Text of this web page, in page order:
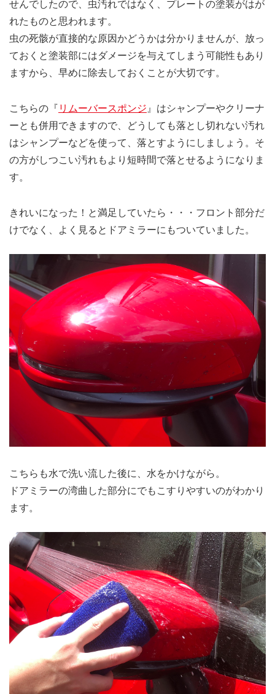
せんでしたので、虫汚れではなく、プレートの塗装がはが
れたものと思われます。
虫の死骸が直接的な原因かどうかは分かりませんが、放っ
ておくと塗装部にはダメージを与えてしまう可能性もあり
ますから、早めに除去しておくことが大切です。
こちらの『 リムーバースポンジ 』はシャンプーやクリーナ
ーとも併用できますので、どうしても落とし切れない汚れ
はシャンプーなどを使って、落とすようにしましょう。そ
の方がしつこい汚れもより短時間で落とせるようになりま
す。
きれいになった！と満足していたら・・・フロント部分だ
けでなく、よく見るとドアミラーにもついていました。
こちらも水で洗い流した後に、水をかけながら。
ドアミラーの湾曲した部分にでもこすりやすいのがわかり
ます。